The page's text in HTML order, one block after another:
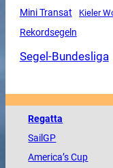
Mini Transat Kieler
Rekordsegeln
Segel-Bundesliga
Regatta
SailGP
America’s Cup